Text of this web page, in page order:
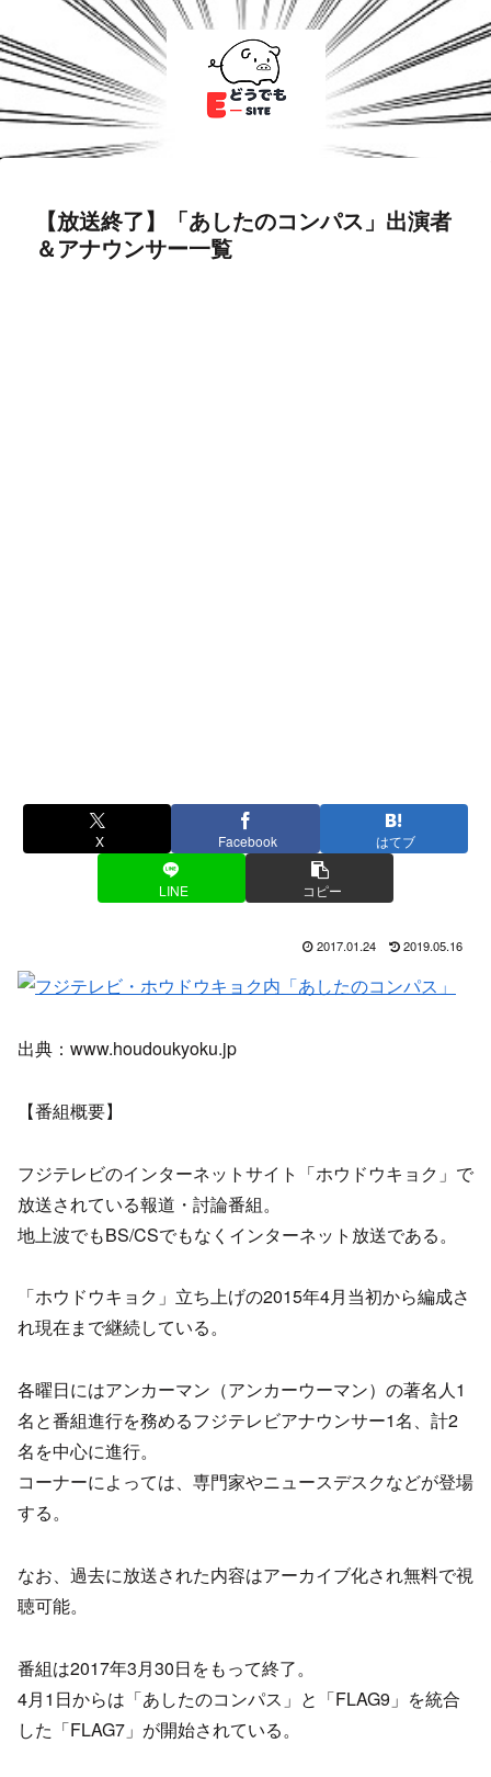
【放送終了】「あしたのコンパス」出演者
＆アナウンサー一覧
X Facebook はてブ
LINE コピー
2017.01.24 2019.05.16
出典：www.houdoukyoku.jp
【番組概要】
フジテレビのインターネットサイト「ホウドウキョク」で
放送されている報道・討論番組。
地上波でもBS/CSでもなくインターネット放送である。
「ホウドウキョク」立ち上げの2015年4月当初から編成さ
れ現在まで継続している。
各曜日にはアンカーマン（アンカーウーマン）の著名人1
名と番組進行を務めるフジテレビアナウンサー1名、計2
名を中心に進行。
コーナーによっては、専門家やニュースデスクなどが登場
する。
なお、過去に放送された内容はアーカイブ化され無料で視
聴可能。
番組は2017年3月30日をもって終了。
4月1日からは「あしたのコンパス」と「FLAG9」を統合
した「FLAG7」が開始されている。